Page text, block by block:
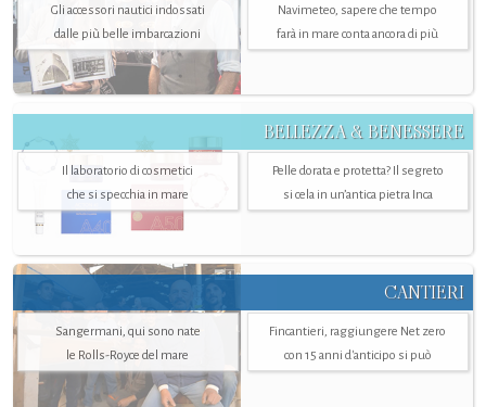
Gli accessori nautici indossati
dalle più belle imbarcazioni
Navimeteo, sapere che tempo
farà in mare conta ancora di più
BELLEZZA & BENESSERE
Il laboratorio di cosmetici
che si specchia in mare
Pelle dorata e protetta? Il segreto
si cela in un’antica pietra Inca
CANTIERI
Sangermani, qui sono nate
le Rolls-Royce del mare
Fincantieri, raggiungere Net zero
con 15 anni d'anticipo si può